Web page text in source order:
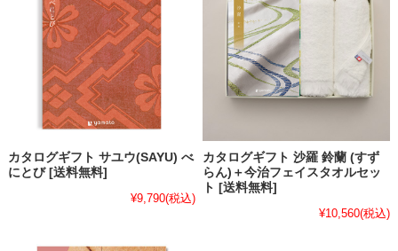
カタログギフト サユウ(SAYU) べ
にとび [送料無料]
¥9,790(税込)
カタログギフト 沙羅 鈴蘭 (すず
らん)＋今治フェイスタオルセッ
ト [送料無料]
¥10,560(税込)